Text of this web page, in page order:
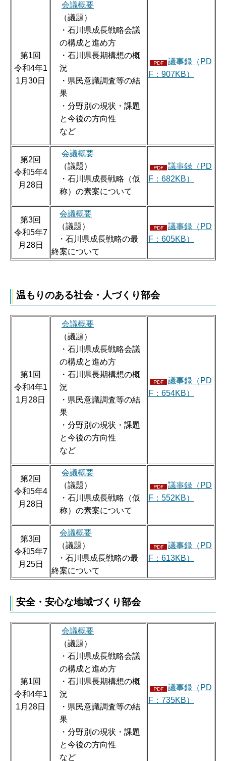
第1回
令和4年1
1月30日
会議概要
（議題）
・石川県成長戦略会議
の構成と進め方
・石川県長期構想の概
況
・県民意識調査等の結
果
・分野別の現状・課題
と今後の方向性
など
議事録（PD
F：907KB）
第2回
令和5年4
月28日
会議概要
（議題）
・石川県成長戦略（仮
称）の素案について
議事録（PD
F：682KB）
第3回
令和5年7
月28日
会議概要
（議題）
・石川県成長戦略の最
終案について
議事録（PD
F：605KB）
温もりのある社会・人づくり部会
第1回
令和4年1
1月28日
会議概要
（議題）
・石川県成長戦略会議
の構成と進め方
・石川県長期構想の概
況
・県民意識調査等の結
果
・分野別の現状・課題
と今後の方向性
など
議事録（PD
F：654KB）
第2回
令和5年4
月28日
会議概要
（議題）
・石川県成長戦略（仮
称）の素案について
議事録（PD
F：552KB）
第3回
令和5年7
月25日
会議概要
（議題）
・石川県成長戦略の最
終案について
議事録（PD
F：613KB）
安全・安心な地域づくり部会
第1回
令和4年1
1月28日
会議概要
（議題）
・石川県成長戦略会議
の構成と進め方
・石川県長期構想の概
況
・県民意識調査等の結
果
・分野別の現状・課題
と今後の方向性
など
議事録（PD
F：735KB）